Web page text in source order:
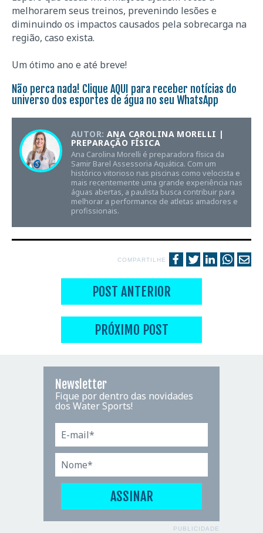
melhorarem seus treinos, prevenindo lesões e
diminuindo os impactos causados pela sobrecarga na
região, caso exista.
Um ótimo ano e até breve!
Não perca nada! Clique AQUI para receber notícias do
universo dos esportes de água no seu WhatsApp
AUTOR: ANA CAROLINA MORELLI |
PREPARAÇÃO FÍSICA
Ana Carolina Morelli é preparadora física da
Samir Barel Assessoria Aquática. Com um
histórico vitorioso nas piscinas como velocista e
mais recentemente uma grande experiência nas
águas abertas, a paulista busca contribuir para
melhorar a performance de atletas amadores e
profissionais.
COMPARTILHE
POST ANTERIOR
PRÓXIMO POST
Newsletter
Fique por dentro das novidades
dos Water Sports!
PUBLICIDADE